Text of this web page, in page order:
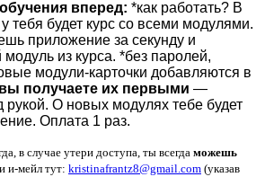
вперед: *как работать? В
тебя будет курс со всеми модулями.
приложение за секунду и
из курса. *без паролей,
модули-карточки добавляются в
получаете их первыми —
рукой. О новых модулях тебе будет
Оплата 1 раз.
в случае утери доступа, ты всегда можешь
и-мейл тут: kristinafrantz8@gmail.com (указав